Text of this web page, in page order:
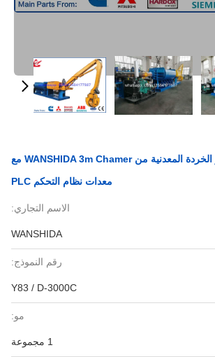
آلة إعادة تدوير الخردة المعدنية من WANSHIDA 3m Chamer مع
معدات نظام التحكم PLC
الاسم التجاري:
WANSHIDA
رقم النموذج:
Y83 / D-3000C
مو: